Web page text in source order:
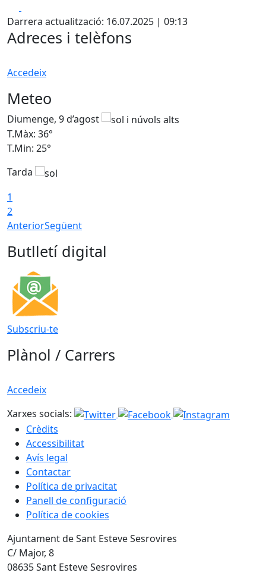
Darrera actualització: 16.07.2025 | 09:13
Adreces i telèfons
Accedeix
Meteo
Diumenge, 9 d’agost
T.Màx: 36°
T.Min: 25°
Tarda
1
2
AnteriorSegüent
Butlletí digital
Subscriu-te
Plànol / Carrers
Accedeix
Xarxes socials:
Crèdits
Accessibilitat
Avís legal
Contactar
Política de privacitat
Panell de configuració
Política de cookies
Ajuntament de Sant Esteve Sesrovires
C/ Major, 8
08635 Sant Esteve Sesrovires